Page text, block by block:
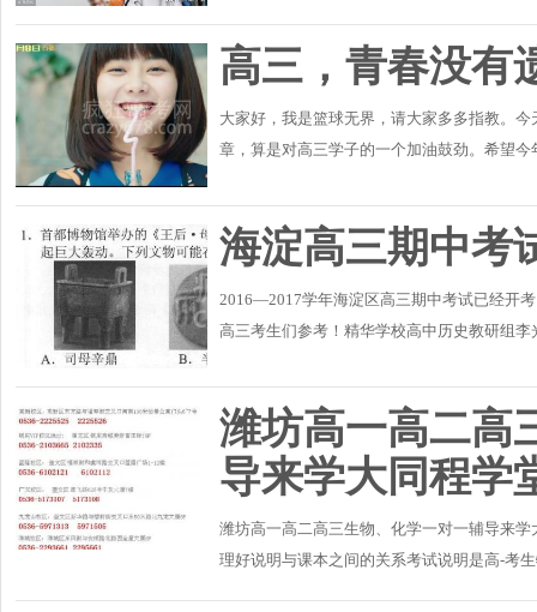
高三，青春没有
大家好，我是篮球无界，请大家多多指教。
章，算是对高三学子的一个加油鼓劲。希望
海淀高三期中考
2016—2017学年海淀区高三期中考试已经开
高三考生们参考！精华学校高中历史教研组
潍坊高一高二高
导来学大同程学
潍坊高一高二高三生物、化学一对一辅导来
理好说明与课本之间的关系考试说明是高-考